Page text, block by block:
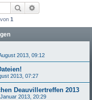
Suche
von 1
2013, 09:12
2013, 07:27
Deauvillertreffen 2013
2013, 20:29